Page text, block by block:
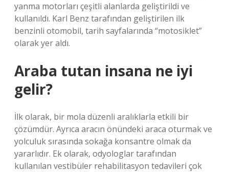
yanma motorları çeşitli alanlarda geliştirildi ve
kullanıldı. Karl Benz tarafından geliştirilen ilk
benzinli otomobil, tarih sayfalarında “motosiklet”
olarak yer aldı.
Araba tutan insana ne iyi
gelir?
İlk olarak, bir mola düzenli aralıklarla etkili bir
çözümdür. Ayrıca aracın önündeki araca oturmak ve
yolculuk sırasında sokağa konsantre olmak da
yararlıdır. Ek olarak, odyologlar tarafından
kullanılan vestibüler rehabilitasyon tedavileri çok